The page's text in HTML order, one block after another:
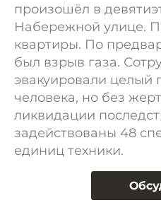
произошёл в
Набережной улице.
квартиры. По
был взрыв газа.
эвакуировали целый
человека, но без
ликвидации
задействованы 48
единиц техники.